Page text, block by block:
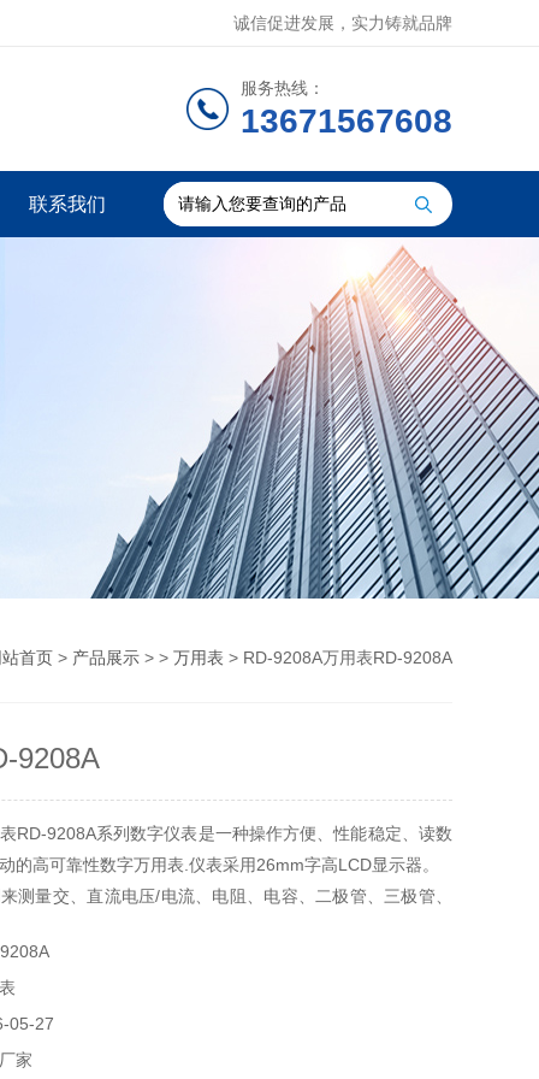
诚信促进发展，实力铸就品牌
服务热线：
13671567608
联系我们
站首页 > 产品展示 > > 万用表 > RD-9208A万用表RD-9208A
9208A
RD-9208A系列数字仪表是一种操作方便、性能稳定、读数
的高可靠性数字万用表.仪表采用26mm字高LCD显示器。
测量交、直流电压/电流、电阻、电容、二极管、三极管、
室、工厂、无限电爱好者及家庭的理想工具。
05-27
家